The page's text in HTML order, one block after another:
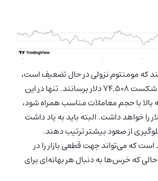
که مومنتوم نزولی در حال تضعیف است،
ماموریت دشواری پیش رو دارند. آن‌ها باید قیمت بیتکوین را با قدرت به بالای سطح شکست ۷۴,۵۰۸ دلار برسانند. تنها در این
با حجم معاملات مناسب همراه شود،
جهش به سمت میانگین متحرک ساده ۵۰ روزه در محدوده ۸۳,۹۱۰ دلار را خواهد داشت. البته باید به یاد داشت
از صعود بیشتر ترتیب دهند.
که می‌تواند جهت قطعی بازار را در
که خرس‌ها به دنبال هر بهانه‌ای برای